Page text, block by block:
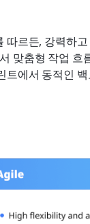
르든, 강력하
맞춤형 작업 흐
에서 동적인